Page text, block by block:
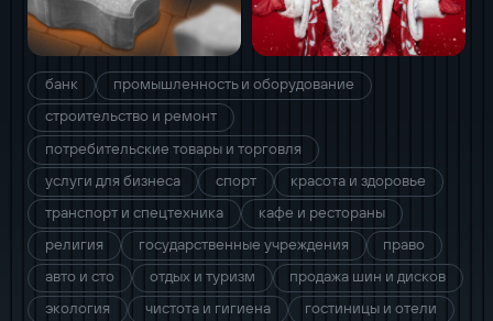
банк
промышленность и оборудование
строительство и ремонт
потребительские товары и торговля
услуги для бизнеса
спорт
красота и здоровье
транспорт и спецтехника
кафе и рестораны
религия
государственные учреждения
право
авто и сто
отдых и туризм
продажа шин и дисков
экология
чистота и гигиена
гостиницы и отели